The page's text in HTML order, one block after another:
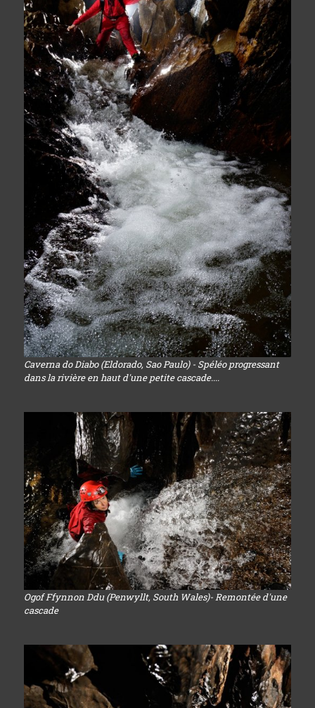
Caverna do Diabo (Eldorado, Sao Paulo) - Spéléo progressant
dans la rivière en haut d'une petite cascade....
Ogof Ffynnon Ddu (Penwyllt, South Wales)- Remontée d'une
cascade